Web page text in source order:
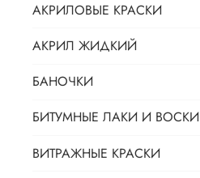
АКРИЛОВЫЕ КРАСКИ
АКРИЛ ЖИДКИЙ
БАНОЧКИ
БИТУМНЫЕ ЛАКИ И ВОСКИ
ВИТРАЖНЫЕ КРАСКИ